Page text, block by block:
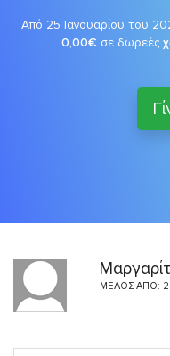
Από 25 Ιανουαρίου του
0,00€ σε δωρεές
ΜΈΛΟΣ ΑΠΌ: